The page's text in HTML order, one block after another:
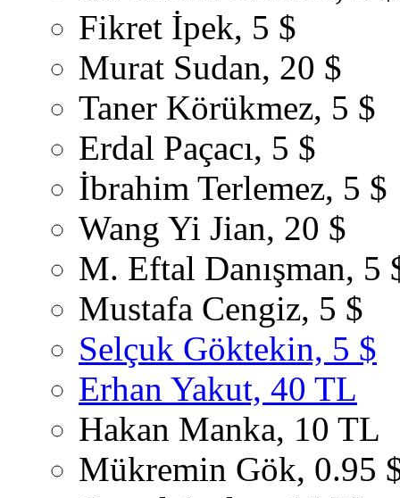
Fikret İpek, 5 $
Murat Sudan, 20 $
Taner Körükmez, 5 $
Erdal Paçacı, 5 $
İbrahim Terlemez, 5 $
Wang Yi Jian, 20 $
M. Eftal Danışman, 5
Mustafa Cengiz, 5 $
Selçuk Göktekin, 5 $
Erhan Yakut, 40 TL
Hakan Manka, 10 TL
Mükremin Gök, 0.95